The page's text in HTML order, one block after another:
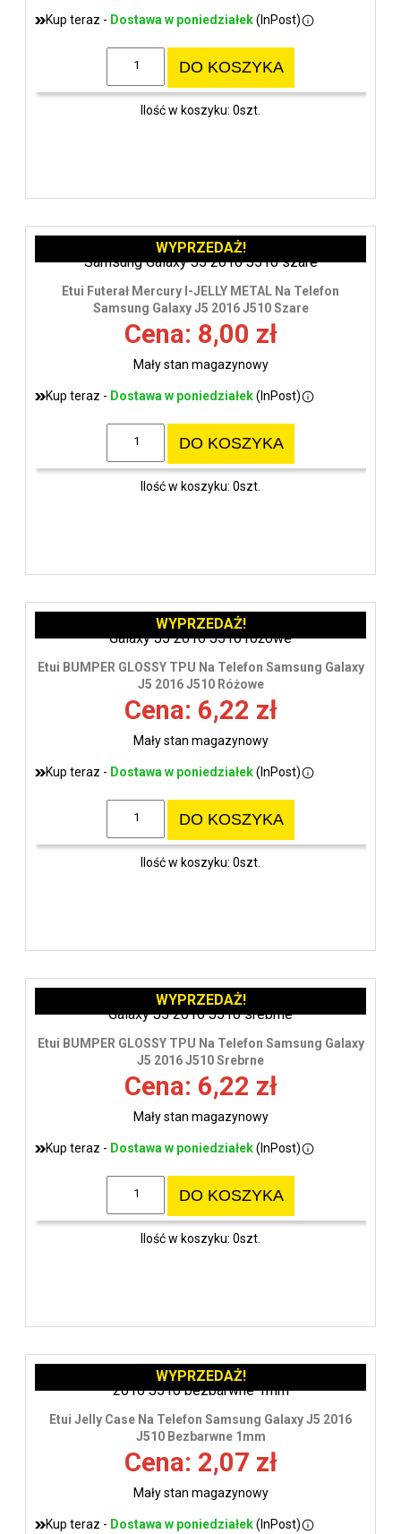
Kup teraz - Dostawa w poniedziałek(InPost)
DO KOSZYKA
Ilość w koszyku: 0szt.
Etui Futerał Mercury I-JELLY METAL Na Telefon
Samsung Galaxy J5 2016 J510 Szare
Cena: 8,00 zł
Mały stan magazynowy
Kup teraz - Dostawa w poniedziałek(InPost)
DO KOSZYKA
Ilość w koszyku: 0szt.
WYPRZEDAŻ!
Etui BUMPER GLOSSY TPU Na Telefon Samsung Galaxy
J5 2016 J510 Różowe
Cena: 6,22 zł
Mały stan magazynowy
Kup teraz - Dostawa w poniedziałek(InPost)
DO KOSZYKA
Ilość w koszyku: 0szt.
WYPRZEDAŻ!
Etui BUMPER GLOSSY TPU Na Telefon Samsung Galaxy
J5 2016 J510 Srebrne
Cena: 6,22 zł
Mały stan magazynowy
Kup teraz - Dostawa w poniedziałek(InPost)
DO KOSZYKA
Ilość w koszyku: 0szt.
WYPRZEDAŻ!
Etui Jelly Case Na Telefon Samsung Galaxy J5 2016
J510 Bezbarwne 1mm
Cena: 2,07 zł
Mały stan magazynowy
Kup teraz - Dostawa w poniedziałek(InPost)
WYPRZEDAŻ!